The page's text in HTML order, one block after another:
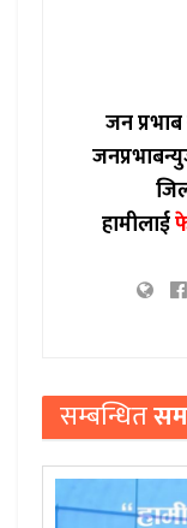
जन प्रभाब
हामीलाई
सम्बन्धित